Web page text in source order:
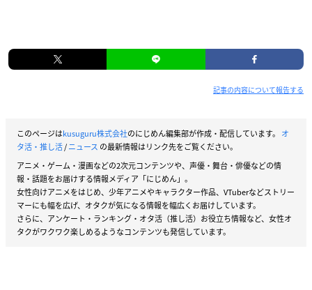
記事の内容について報告する
このページはkusuguru株式会社のにじめん編集部が作成・配信しています。 オ
タ活・推し活/ニュース の最新情報はリンク先をご覧ください。
アニメ・ゲーム・漫画などの2次元コンテンツや、声優・舞台・俳優などの情
報・話題をお届けする情報メディア「にじめん」。
女性向けアニメをはじめ、少年アニメやキャラクター作品、VTuberなどストリー
マーにも幅を広げ、オタクが気になる情報を幅広くお届けしています。
さらに、アンケート・ランキング・オタ活（推し活）お役立ち情報など、女性オ
タクがワクワク楽しめるようなコンテンツも発信しています。